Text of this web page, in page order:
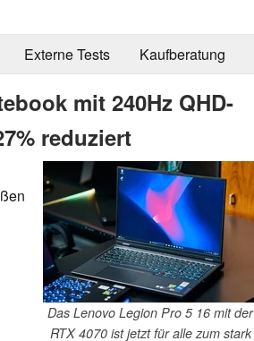
Externe Tests Kaufberatung
mit 240Hz QHD-
reduziert
Das Lenovo Legion Pro 5 16 mit der
RTX 4070 ist jetzt für alle zum stark